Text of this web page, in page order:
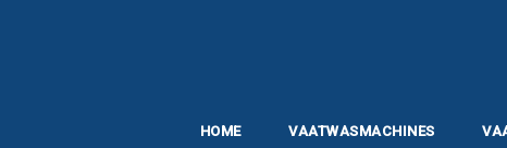
HOME VAATWASMACHINES